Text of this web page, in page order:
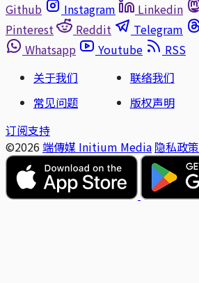
Github
Instagram Linkedin
Pinterest
Reddit Telegram
Whatsapp
Youtube
RSS
关于我们
联络我们
常见问题
版权声明
订阅支持
©2026 端傳媒 Initium Media 隐私政策